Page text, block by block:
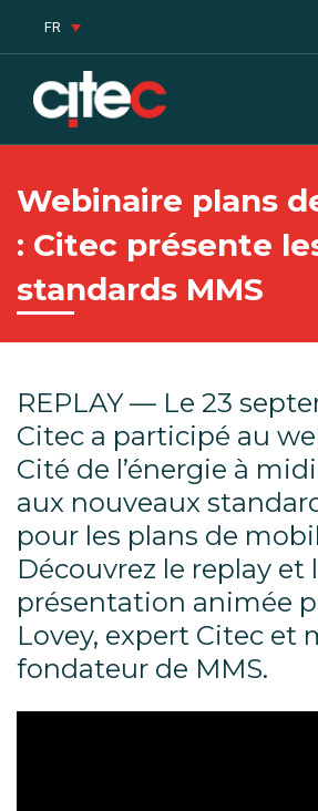
FR
Webinaire plans
: Citec présente
standards MMS
REPLAY — Le 23
Citec a participé au
Cité de l’énergie à
aux nouveaux
pour les plans de
Découvrez le replay et
présentation animée
Lovey, expert Citec et
fondateur de MMS.